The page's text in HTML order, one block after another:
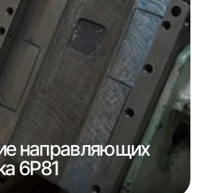
направляющих
6Р81